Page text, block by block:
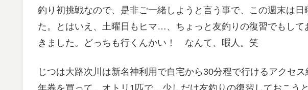
釣り初挑戦なので、是非ご一緒しようと言う事で、この週末は
た。とはいえ、土曜日もヒマ…、ちょっと友釣りの復習でもし
きました。どっちも行くんかい！ なんて、暇人。笑
じつは大路次川は新名神利用で自宅から30分程で行けるアクセス